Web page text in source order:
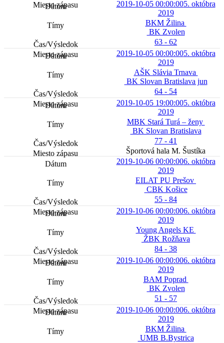
2019-10-05 00:00:005. októbra
2019
BKM Žilina
BK Zvolen
63 - 62
2019-10-05 00:00:005. októbra
2019
AŠK Slávia Trnava
BK Slovan Bratislava jun
64 - 54
2019-10-05 19:00:005. októbra
2019
MBK Stará Turá – ženy
BK Slovan Bratislava
77 - 41
Športová hala M. Šustíka
2019-10-06 00:00:006. októbra
2019
EILAT PU Prešov
CBK Košice
55 - 84
2019-10-06 00:00:006. októbra
2019
Young Angels KE
ŽBK Rožňava
84 - 38
2019-10-06 00:00:006. októbra
2019
BAM Poprad
BK Zvolen
51 - 57
2019-10-06 00:00:006. októbra
2019
BKM Žilina
UMB B.Bystrica